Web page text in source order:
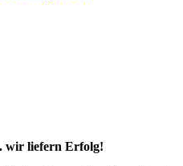
wir liefern Erfolg!